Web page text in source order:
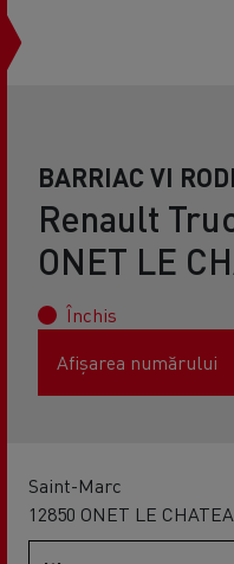
BARRIAC VI
Renault
ONET LE
Închis
Afișarea numărului
Saint-Marc
12850 ONET LE